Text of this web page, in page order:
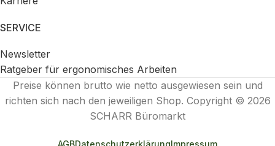
SERVICE
Newsletter
Ratgeber für ergonomisches Arbeiten
Preise können brutto wie netto ausgewiesen sein und
richten sich nach den jeweiligen Shop. Copyright © 2026
SCHARR Büromarkt